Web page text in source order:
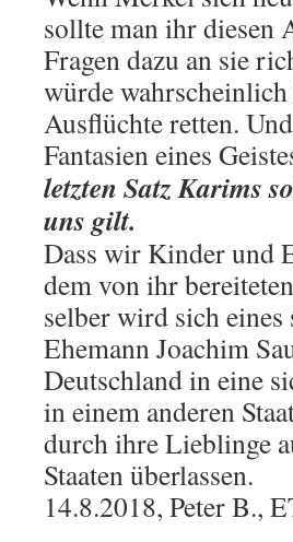
sollte man ihr diesen
Fragen dazu an sie
würde
Ausflüchte retten.
Fantasien eines
letzten Satz Karims
uns gilt.
Dass wir Kinder und
dem von ihr
selber wird sich eines
Ehemann Joachim
Deutschland in eine
in einem anderen
durch ihre Lieblinge
Staaten überlassen.
14.8.2018, Peter B.,